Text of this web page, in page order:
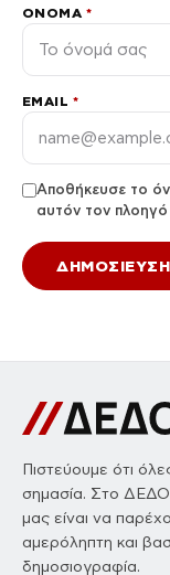
ΌΝΟΜΑ *
EMAIL *
Αποθήκευσε το
αυτόν τον
Πιστεύουμε ότι
σημασία. Στο
μας είναι να
αμερόληπτη και
δημοσιογραφία.